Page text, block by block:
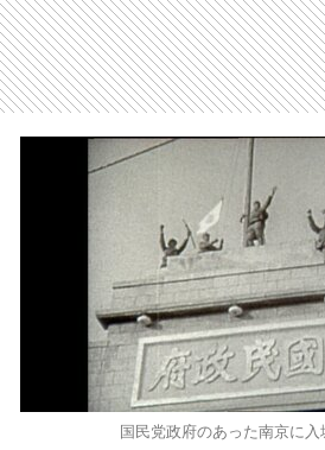
上がる新時代の「枢軸国」
国民党政府のあった南京に